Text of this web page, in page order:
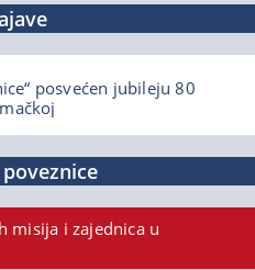
posvećen jubileju 80
misija i zajednica u